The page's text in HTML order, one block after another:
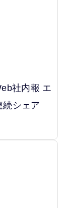
社内報 エ
続シェア